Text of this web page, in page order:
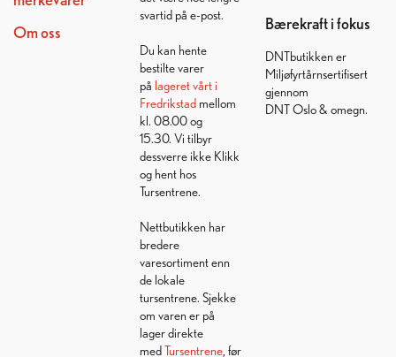
Om oss
svartid på e-post.
Du kan hente
bestilte varer
på lageret vårt i
Fredrikstadmellom
kl. 08.00 og
15.30. Vi tilbyr
dessverre ikke Klikk
og hent hos
Tursentrene.
Nettbutikken har
bredere
varesortiment enn
de lokale
tursentrene. Sjekke
om varen er på
lager direkte
medTursentrene, før
Bærekraft i fokus
DNTbutikken er
Miljøfyrtårnsertifisert
gjennom
DNT Oslo & omegn.